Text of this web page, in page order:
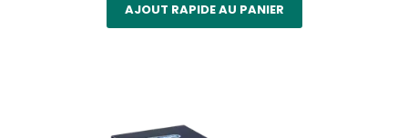
AJOUT RAPIDE AU PANIER